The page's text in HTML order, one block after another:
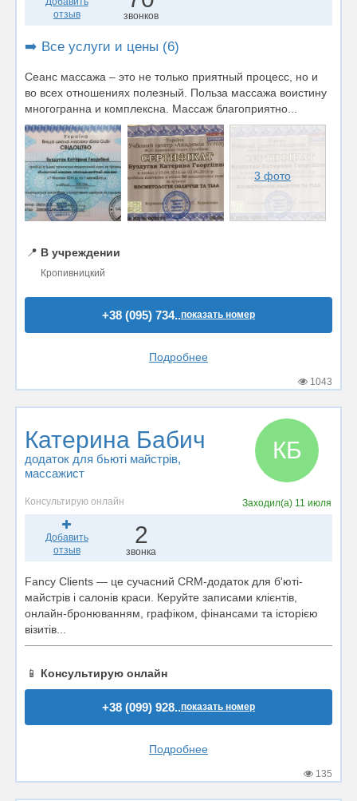
отзыв
звонков
➡️ Все услуги и цены (6)
Сеанс массажа – это не только приятный процесс, но и
во всех отношениях полезный. Польза массажа воистину
многогранна и комплексна. Массаж благоприятно...
3 фото
📍 В учреждении
Кропивницкий
+38 (095) 734..показать номер
Подробнее
1043
Катерина Бабич
додаток для бьюті майстрів,
массажист
КБ
Консультирую онлайн Заходил(а) 11 июля
Добавить
отзыв
2
звонка
Fancy Clients — це сучасний CRM-додаток для б'юті-
майстрів і салонів краси. Керуйте записами клієнтів,
онлайн-бронюванням, графіком, фінансами та історією
візитів...
📱 Консультирую онлайн
+38 (099) 928..показать номер
Подробнее
135